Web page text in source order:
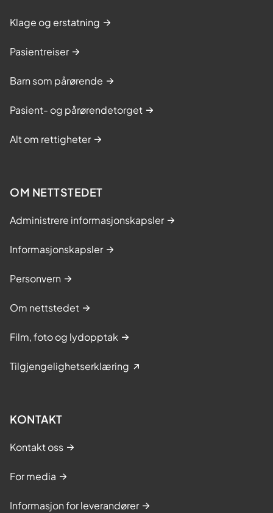
Klage og erstatning
Pasientreiser
Barn som pårørende
Pasient- og pårørendetorget
Alt om rettigheter
OM NETTSTEDET
Administrere informasjonskapsler
Informasjonskapsler
Personvern
Om nettstedet
Film, foto og lydopptak
Tilgjengelighetserklæring
KONTAKT
Kontakt oss
For media
Informasjon for leverandører